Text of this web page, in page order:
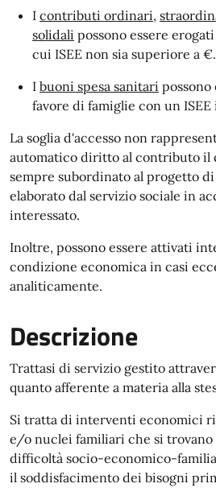
I contributi ordinari,
solidali possono essere
cui ISEE non sia superiore a
I buoni spesa sanitari possono
favore di famiglie con un
La soglia d'accesso non
automatico diritto al contributo il
sempre subordinato al progetto
elaborato dal servizio sociale in
interessato.
Inoltre, possono essere attivati
condizione economica in casi
analiticamente.
Descrizione
Trattasi di servizio gestito
quanto afferente a materia alla
Si tratta di interventi economici
e/o nuclei familiari che si
difficoltà socio-economico-
il soddisfacimento dei bisogni